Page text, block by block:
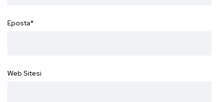
Eposta*
Web Sitesi